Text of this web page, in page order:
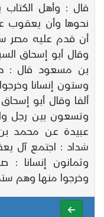
قال : وأهل الكتاب
نحوها وأن يعقوب
أن قدم عليه مصر
وقال أبو إسحاق
بن مسعود قال :
وستون إنسانا
ألفا وقال أبو
وتسعون بين رجل
عبيدة عن محمد
شداد : اجتمع آل
وثمانون إنسانا :
وخرجوا منها وهم